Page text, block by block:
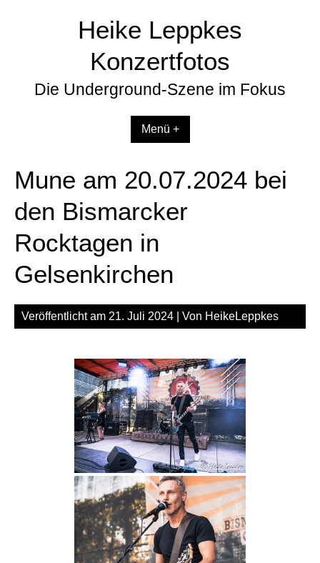
Heike Leppkes
Konzertfotos
Die Underground-Szene im Fokus
Menü +
Mune am 20.07.2024 bei
den Bismarcker
Rocktagen in
Gelsenkirchen
Veröffentlicht am 21. Juli 2024 | Von HeikeLeppkes